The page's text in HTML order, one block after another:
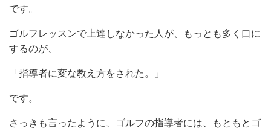
です。
ゴルフレッスンで上達しなかった人が、もっとも多く口に
するのが、
「指導者に変な教え方をされた。」
です。
さっきも言ったように、ゴルフの指導者には、もともとゴ